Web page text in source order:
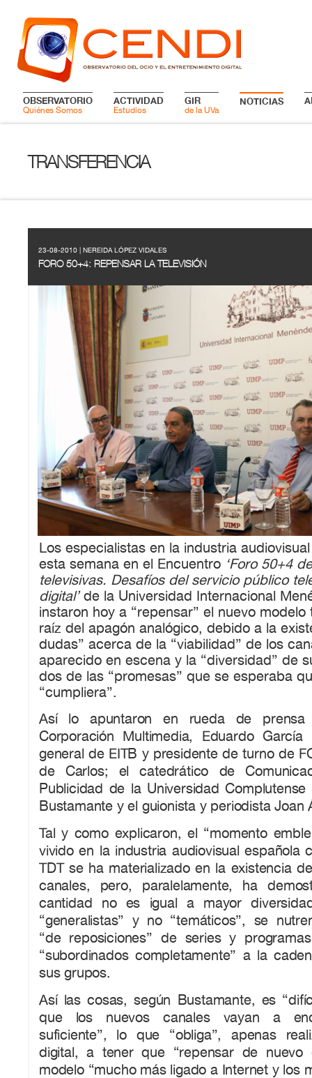
OBSERVATORIO
Quiénes Somos
ACTIVIDAD
Estudios
GIR
de la UVa
NOTICIAS
TRANSFERENCIA
23-08-2010 | NEREIDA LÓPEZ VIDALES
FORO 50+4: REPENSAR LA TELEVISIÓN
Los especialistas en la industria
esta semana en el Encuentro ‘Foro 50+4
televisivas. Desafíos del servicio público
digital’de la Universidad Internacional
instaron hoy a “repensar” el nuevo modelo
raíz del apagón analógico, debido a la
dudas” acerca de la “viabilidad” de los
aparecido en escena y la “diversidad” de
dos de las “promesas” que se esperaba
“cumpliera”.
Así lo apuntaron en rueda de
Corporación Multimedia, Eduardo
general de EITB y presidente de turno de
de Carlos; el catedrático de
Publicidad de la Universidad
Bustamante y el guionista y periodista Joan
Tal y como explicaron, el “momento
vivido en la industria audiovisual española
TDT se ha materializado en la existencia
canales, pero, paralelamente, ha
cantidad no es igual a mayor
“generalistas” y no “temáticos”, se
“de reposiciones” de series y
“subordinados completamente” a la
sus grupos.
Así las cosas, según Bustamante, es
que los nuevos canales vayan a
suficiente”, lo que “obliga”, apenas
digital, a tener que “repensar de nuevo
modelo “mucho más ligado a Internet y los